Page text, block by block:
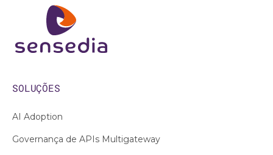
SOLUÇÕES
AI Adoption
Governança de APIs Multigateway